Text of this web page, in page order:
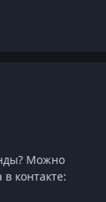
Можно
контакте: